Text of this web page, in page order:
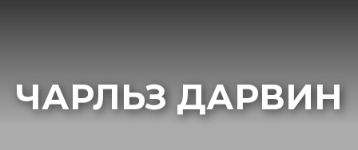
ЧАРЛЬЗ ДАРВИН